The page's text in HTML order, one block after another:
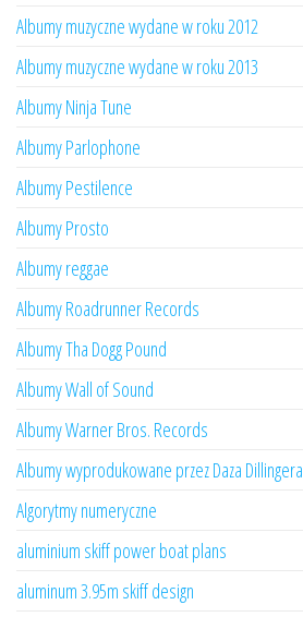
Albumy muzyczne wydane w roku 2012
Albumy muzyczne wydane w roku 2013
Albumy Ninja Tune
Albumy Parlophone
Albumy Pestilence
Albumy Prosto
Albumy reggae
Albumy Roadrunner Records
Albumy Tha Dogg Pound
Albumy Wall of Sound
Albumy Warner Bros. Records
Albumy wyprodukowane przez Daza Dillingera
Algorytmy numeryczne
aluminium skiff power boat plans
aluminum 3.95m skiff design